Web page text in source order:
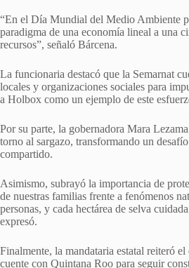
“En el Día Mundial del Medio Ambiente
paradigma de una economía lineal a una
recursos”, señaló Bárcena.
La funcionaria destacó que la Semarnat
locales y organizaciones sociales para
a Holbox como un ejemplo de este
Por su parte, la gobernadora Mara
torno al sargazo, transformando un
compartido.
Asimismo, subrayó la importancia de
de nuestras familias frente a fenómenos
personas, y cada hectárea de selva
expresó.
Finalmente, la mandataria estatal reiteró
cuente con Quintana Roo para seguir